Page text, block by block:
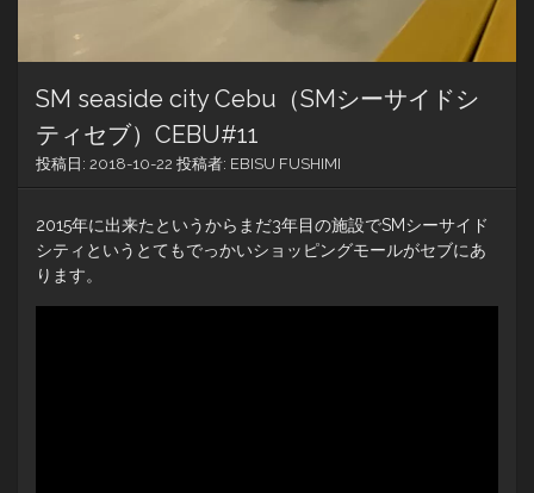
SM seaside city Cebu（SMシーサイドシ
ティセブ）CEBU#11
投稿日: 2018-10-22 投稿者: EBISU FUSHIMI
2015年に出来たというからまだ3年目の施設でSMシーサイド
シティというとてもでっかいショッピングモールがセブにあ
ります。